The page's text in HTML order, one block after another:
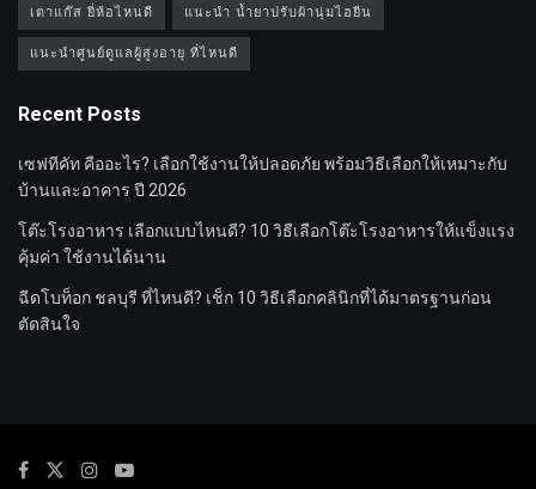
เตาแก๊ส ยี่ห้อไหนดี
แนะนำ น้ำยาปรับผ้านุ่มไฮยีน
แนะนำศูนย์ดูแลผู้สูงอายุ ที่ไหนดี
Recent Posts
เซฟทีคัท คืออะไร? เลือกใช้งานให้ปลอดภัย พร้อมวิธีเลือกให้เหมาะกับ
บ้านและอาคาร ปี 2026
โต๊ะโรงอาหาร เลือกแบบไหนดี? 10 วิธีเลือกโต๊ะโรงอาหารให้แข็งแรง
คุ้มค่า ใช้งานได้นาน
ฉีดโบท็อก ชลบุรี ที่ไหนดี? เช็ก 10 วิธีเลือกคลินิกที่ได้มาตรฐานก่อน
ตัดสินใจ